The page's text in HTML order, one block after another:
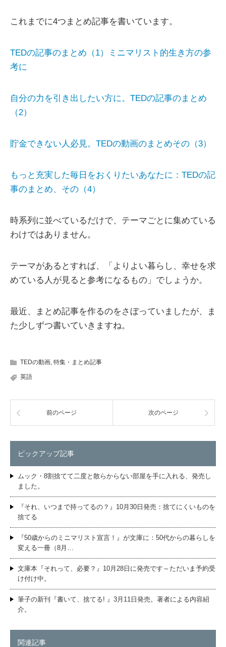
これまでに4つまとめ記事を書いています。
TEDの記事のまとめ（1）ミニマリスト的生き方の参
考に
自分の力を引き出したい方に。TEDの記事のまとめ
（2）
貯金できない人必見。TEDの動画のまとめその（3）
もっと充実した毎日をおくりたいあなたに：TEDの記
事のまとめ、その（4）
時系列に並べているだけで、テーマごとに集めている
わけではありません。
テーマがあるとすれば、「よりよい暮らし、幸せを求
めている人が見ると参考になるもの」でしょうか。
最近、まとめ記事を作るのをさぼっていましたが、ま
た少しずつ書いていきますね。
TEDの動画, 特集・まとめ記事
英語
前のページ 次のページ
ピックアップ記事
ムック・8割捨てて二度と散らからない部屋を手に入れる、発売し
ました。
『それ、いつまで持ってるの？』10月30日発売：捨てにくいものを
捨てる
『50歳からのミニマリスト宣言！』が文庫に：50代からの暮らしを
変える一冊（8月…
文庫本『それって、必要？』10月28日に発売です～ただいま予約受
け付け中。
筆子の新刊『書いて、捨てる! 』3月11日発売。著者による内容紹
介。
関連記事